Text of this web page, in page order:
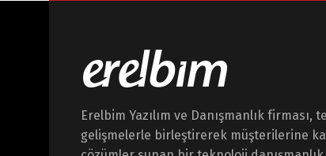
Erelbim Yazılım ve Danışmanlık
gelişmelerle birleştirerek müşterilerine